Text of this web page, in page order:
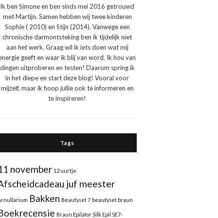
Ik ben Simone en ben sinds mei 2016 getrouwd
met Martijn. Samen hebben wij twee kinderen
Sophie ( 2010) en Stijn (2014). Vanwege een
chronische darmontsteking ben ik tijdelijk niet
aan het werk. Graag wil ik iets doen wat mij
geeft en waar ik blij van word. Ik hou van
dingen uitproberen en testen! Daarom spring ik
in het diepe en start deze blog! Vooral voor
mijzelf, maar ik hoop jullie ook te informeren en
te inspireren!
Tags
november 12 uurtje
juf meester
Bakken Beautyset 7 beautyset braun
Braun Epilator Silk Epil SE7-